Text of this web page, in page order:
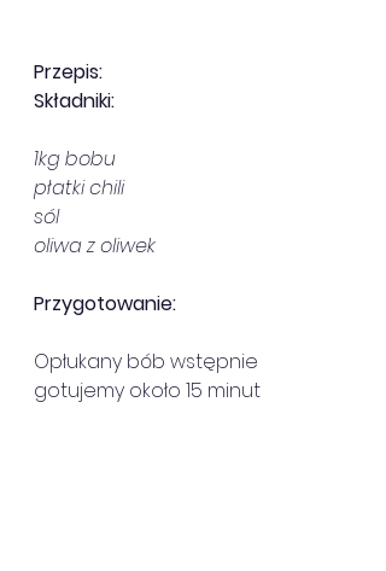
Przepis:
Składniki:
1kg bobu
płatki chili
sól
oliwa z oliwek
Przygotowanie:
Opłukany bób wstępnie
gotujemy około 15 minut